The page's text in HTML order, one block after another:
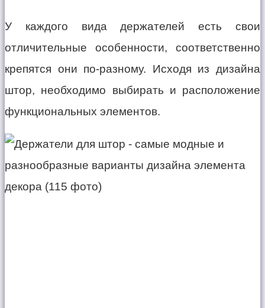
У каждого вида держателей есть свои
отличительные особенности, соответственно
крепятся они по-разному. Исходя из дизайна
штор, необходимо выбирать и расположение
функциональных элементов.